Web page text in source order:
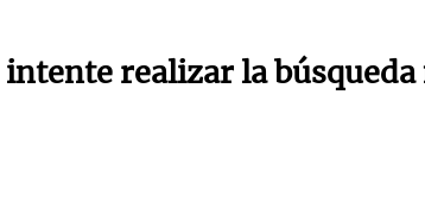
realizar la búsqueda